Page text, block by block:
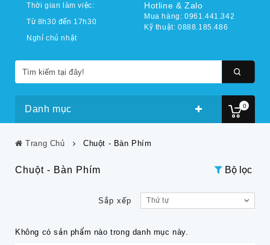
0
Thời gian làm việc:
Từ 8h30 đến 17h30
Nghỉ chủ nhật
Hotline & Zalo
Mua hàng: 0961.441.342
Kỹ thuật: 0888.185.486
Danh mục
Trang Chủ Chuột - Bàn Phím
Chuột - Bàn Phím Bộ lọc
Sắp xếp Thứ tự
Không có sản phẩm nào trong danh mục này.